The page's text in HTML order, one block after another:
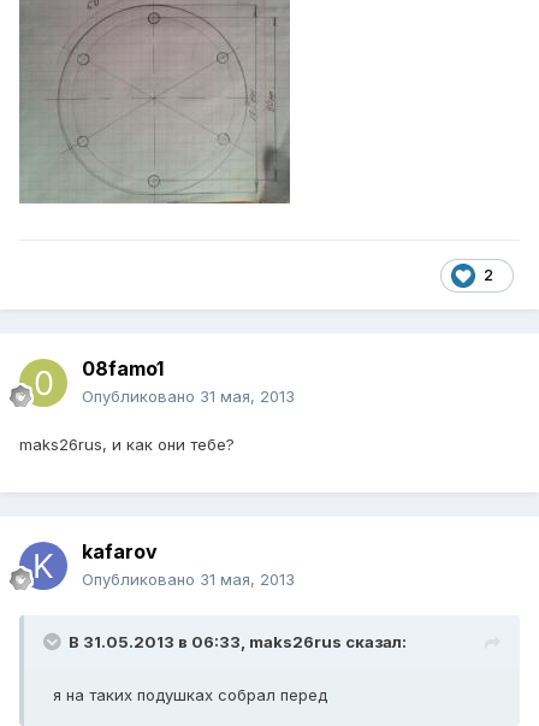
2
08famo1
Опубликовано 31 мая, 2013
maks26rus, и как они тебе?
kafarov
Опубликовано 31 мая, 2013
В 31.05.2013 в 06:33, maks26rus сказал:
я на таких подушках собрал перед